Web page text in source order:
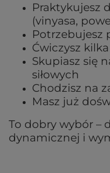
Praktykujesz
(vinyasa,
Potrzebujesz
Ćwiczysz
Skupiasz się
siłowych
Chodzisz na
Masz już
To dobry wybór –
dynamicznej i